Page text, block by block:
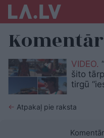
VIDEO.
šito
tirgū
← Atpakaļ pie raksta